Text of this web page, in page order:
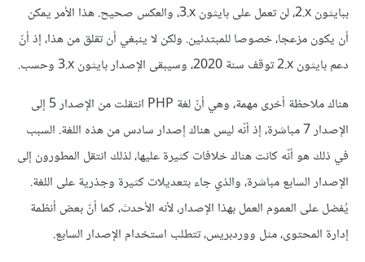
ببايثون ‎2.x‎، لن تعمل على بايثون ‎3.x‎، والعكس صحيح. هذا الأمر يمكن
أن يكون مزعجا، خصوصا للمبتدئين. ولكن لا ينبغي أن تقلق من هذا، إذ أنّ
دعم بايثون ‎2.x‎ توقف سنة 2020، وسيبقى الإصدار بايثون ‎3.x‎‎ وحسب.
هناك ملاحظة أخرى مهمة، وهي أنّ لغة PHP انتقلت من الإصدار 5 إلى
الإصدار 7 مباشرة، إذ أنّه ليس هناك إصدار سادس من هذه اللغة. السبب
في ذلك هو أنّه كانت هناك خلافات كثيرة عليها، لذلك انتقل المطورون إلى
الإصدار السابع مباشرة، والذي جاء بتعديلات كثيرة وجذرية على اللغة.
يُفضل على العموم العمل بهذا الإصدار، لأنه الأحدث، كما أنّ بعض أنظمة
إدارة المحتوى، مثل ووردبريس، تتطلب استخدام الإصدار السابع.